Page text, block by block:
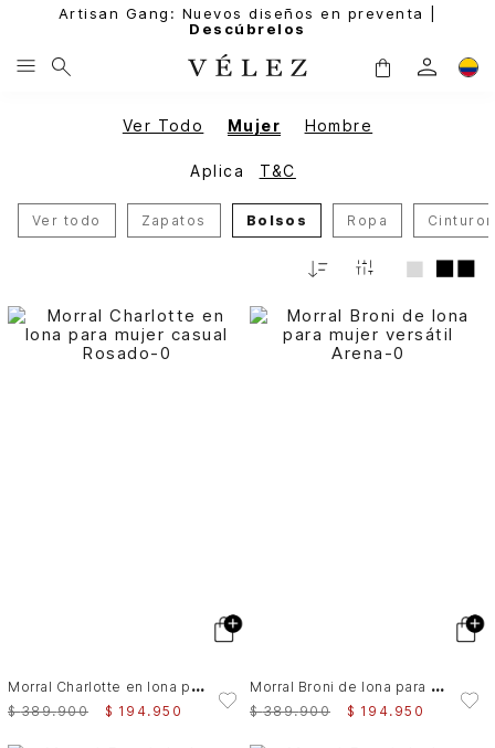
Artisan Gang: Nuevos diseños en preventa |
Descúbrelos
Ver Todo Mujer Hombre
Aplica T&C
Ver todo Zapatos Bolsos Ropa
Relevancia
M
orral Charlotte en lona para mujer casual
$ 389.900 $ 194. 950
M
orral Broni de lona para mujer versátil
$ 389.900 $ 194. 950